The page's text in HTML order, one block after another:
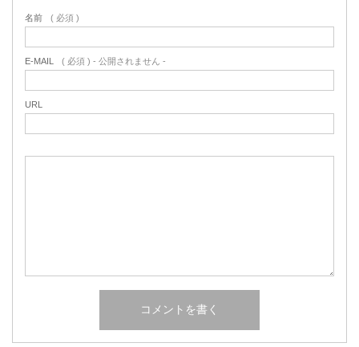
名前 ( 必須 )
E-MAIL ( 必須 ) - 公開されません -
URL